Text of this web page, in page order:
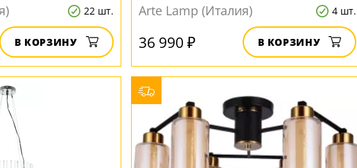
22 шт.
В КОРЗИНУ
Arte Lamp (Италия) 4 шт.
36 990 ₽ В КОРЗИНУ